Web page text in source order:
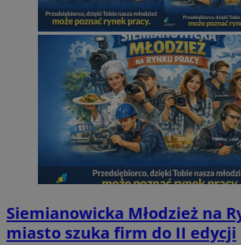
Siemianowicka Młodzież na
miasto szuka firm do II edycji